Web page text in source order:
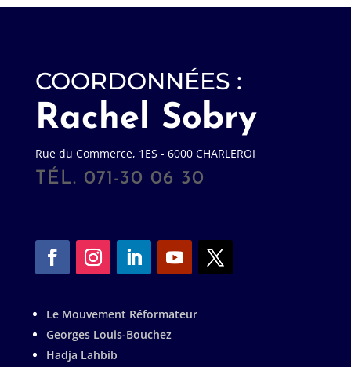
COORDONNÉES :
Rachel Sobry
Rue du Commerce, 1ES - 6000 CHARLEROI
TÉL. 071-30 06 30
Le Mouvement Réformateur
Georges Louis-Bouchez
Hadja Lahbib